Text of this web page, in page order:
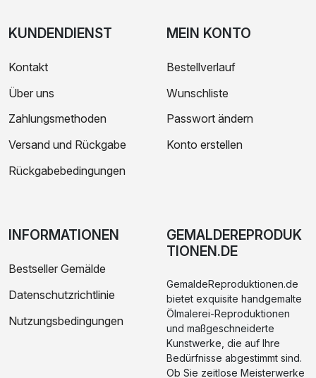
KUNDENDIENST
Kontakt
Über uns
Zahlungsmethoden
Versand und Rückgabe
Rückgabebedingungen
MEIN KONTO
Bestellverlauf
Wunschliste
Passwort ändern
Konto erstellen
INFORMATIONEN
Bestseller Gemälde
Datenschutzrichtlinie
Nutzungsbedingungen
GEMALDEREPRODUK
TIONEN.DE
GemaldeReproduktionen.de
bietet exquisite handgemalte
Ölmalerei-Reproduktionen
und maßgeschneiderte
Kunstwerke, die auf Ihre
Bedürfnisse abgestimmt sind.
Ob Sie zeitlose Meisterwerke